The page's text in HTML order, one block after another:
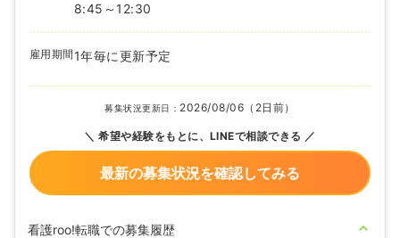
8:45～12:30
雇用期間 1年毎に更新予定
募集状況更新日： 2026/08/06（2日前）
希望や経験をもとに、LINEで相談できる
最新の募集状況を確認してみる
看護roo!転職での募集履歴